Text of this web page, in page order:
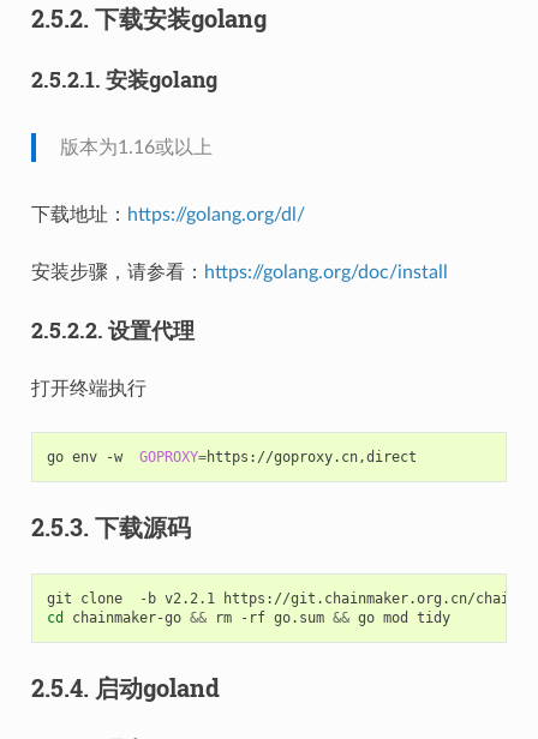
2.5.2. 下载安装golang
2.5.2.1. 安装golang
版本为1.16或以上
下载地址： https://golang.org/dl/
安装步骤，请参看： https://golang.org/doc/install
2.5.2.2. 设置代理
打开终端执行
go env -w GOPROXY=
2.5.3. 下载源码
git clone -b v2.2.1
cd
chainmaker-go && rm -rf go.sum && go mod tidy
2.5.4. 启动goland